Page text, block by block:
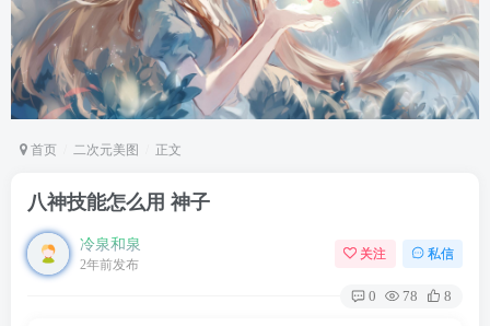
首页 二次元美图 正文
八神技能怎么用 神子
冷泉和泉
2年前发布
关注 私信
0 78 8